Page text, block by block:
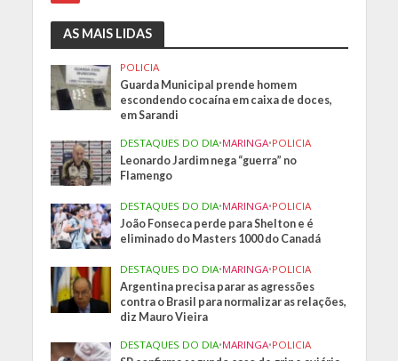
AS MAIS LIDAS
POLICIA
Guarda Municipal prende homem
escondendo cocaína em caixa de doces,
em Sarandi
DESTAQUES DO DIA•MARINGA•POLICIA
Leonardo Jardim nega “guerra” no
Flamengo
DESTAQUES DO DIA•MARINGA•POLICIA
João Fonseca perde para Shelton e é
eliminado do Masters 1000 do Canadá
DESTAQUES DO DIA•MARINGA•POLICIA
Argentina precisa parar as agressões
contra o Brasil para normalizar as relações,
diz Mauro Vieira
DESTAQUES DO DIA•MARINGA•POLICIA